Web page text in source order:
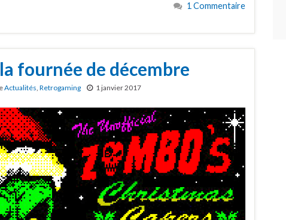
1 Commentaire
fournée de décembre
Actualités, Retrogaming 1 janvier 2017